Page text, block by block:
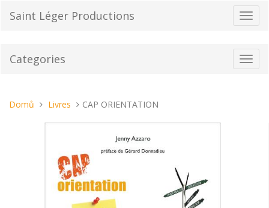
Saint Léger Productions
Categories
Nacházíte
Domů Livres CAP ORIENTATION